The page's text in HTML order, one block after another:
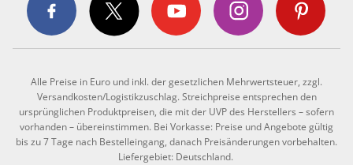
Alle Preise in Euro und inkl. der gesetzlichen Mehrwertsteuer, zzgl.
Versandkosten/Logistikzuschlag. Streichpreise entsprechen den
ursprünglichen Produktpreisen, die mit der UVP des Herstellers – sofern
vorhanden – übereinstimmen. Bei Vorkasse: Preise und Angebote gültig
bis zu 7 Tage nach Bestelleingang, danach Preisänderungen vorbehalten.
Liefergebiet: Deutschland.